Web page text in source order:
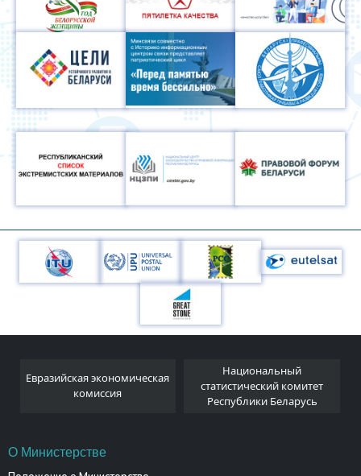
Евразийская экономическая
комиссия
Национальный
статистический комитет
Республики Беларусь
О Министерстве